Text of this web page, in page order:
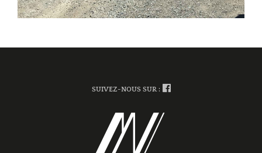
SUIVEZ-NOUS SUR :